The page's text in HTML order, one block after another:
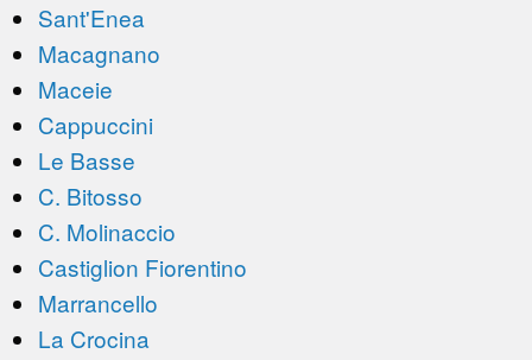
Sant'Enea
Macagnano
Maceie
Cappuccini
Le Basse
C. Bitosso
C. Molinaccio
Castiglion Fiorentino
Marrancello
La Crocina